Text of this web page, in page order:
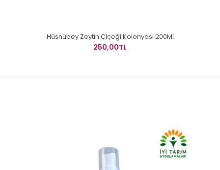
Hüsnübey Zeytin Çiçeği Kolonyası 200Ml
250,00TL